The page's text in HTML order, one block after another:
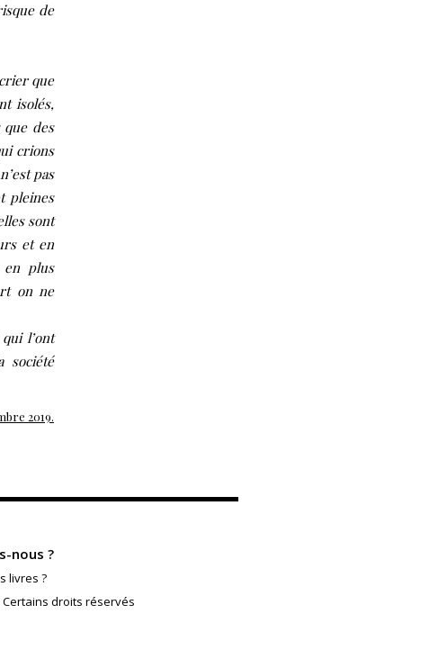
de
que
isolés,
des
crions
pas
pleines
sont
et en
en plus
on ne
l’ont
société
2019.
nous ?
livres ?
Certains droits réservés